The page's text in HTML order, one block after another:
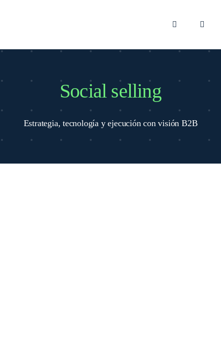
Toggle
ES
Toggle
Social selling
Estrategia, tecnología y ejecución con visión B2B